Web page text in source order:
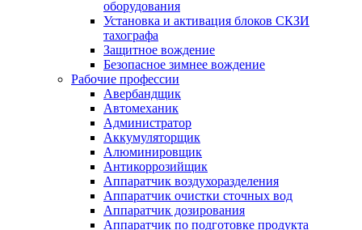
оборудования
Установка и активация блоков СКЗИ
тахографа
Защитное вождение
Безопасное зимнее вождение
Рабочие профессии
Авербандщик
Автомеханик
Администратор
Аккумуляторщик
Алюминировщик
Антикоррозийщик
Аппаратчик воздухоразделения
Аппаратчик очистки сточных вод
Аппаратчик дозирования
Аппаратчик по подготовке продукта